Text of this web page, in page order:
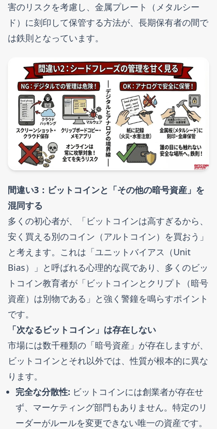
害のリスクを考慮し、金属プレート（メタルシー
ド）に刻印して保管する方法が、長期保有者の間で
は鉄則となっています。
間違い3：ビットコインと「その他の暗号資産」を
混同する
多くの初心者が、「ビットコインは高すぎるから、
安く買える別のコイン（アルトコイン）を買おう」
と考えます。これは「ユニットバイアス（Unit
Bias）」と呼ばれる心理的な罠であり、多くのビッ
トコイン教育者が「ビットコインとクリプト（暗号
資産）は別物である」と強く警鐘を鳴らすポイント
です。
「次なるビットコイン」は存在しない
市場には数千種類の「暗号資産」が存在しますが、
ビットコインとそれ以外では、性質が根本的に異な
ります。
完全な分散性: ビットコインには創業者が存在せ
ず、マーケティング部門もありません。特定のリ
ーダーがルールを変更できない唯一の資産です。